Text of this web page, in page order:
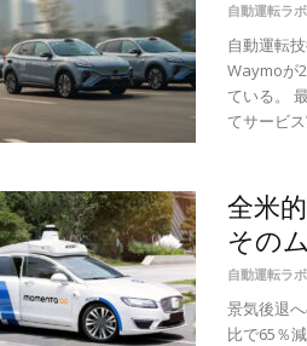
自動運転ラ
自動運転
Waymoが
ている。
てサービ
全米
その
自動運転ラ
景気後退
比で65％